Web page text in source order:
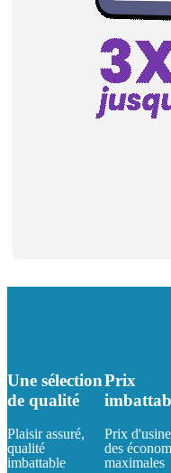
Une sélection
de qualité
Plaisir assuré,
qualité
imbattable
Prix
Prix
des
maximales